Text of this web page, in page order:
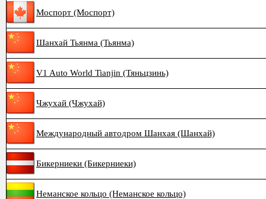
Моспорт (Моспорт)
Шанхай Тьянма (Тьянма)
V1 Auto World Tianjin (Тяньцзинь)
Чжухай (Чжухай)
Международный автодром Шанхая (Шанхай)
Бикерниеки (Бикерниеки)
Неманское кольцо (Неманское кольцо)